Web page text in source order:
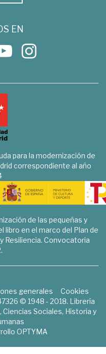
EN
para la modernización de
correspondiente al año
de las pequeñas y
en el marco del Plan de
Resiliencia. Convocatoria
generales
Cookies
© 1948 - 2018. Librería
Sociales, Historia y
OPTYMA